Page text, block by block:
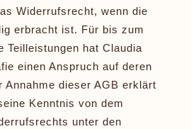
Widerrufsrecht, wenn die
erbracht ist. Für bis zum
Teilleistungen hat Claudia
einen Anspruch auf deren
Annahme dieser AGB erklärt
Kenntnis von dem
unter den